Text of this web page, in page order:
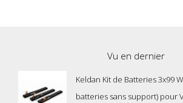
Vu en dernier
Keldan Kit de Batteries 3x99
batteries sans support) pour